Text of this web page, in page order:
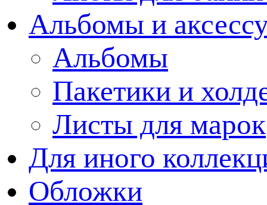
Альбомы и
Альбомы
Пакетики и
Листы для марок
Для иного
Обложки